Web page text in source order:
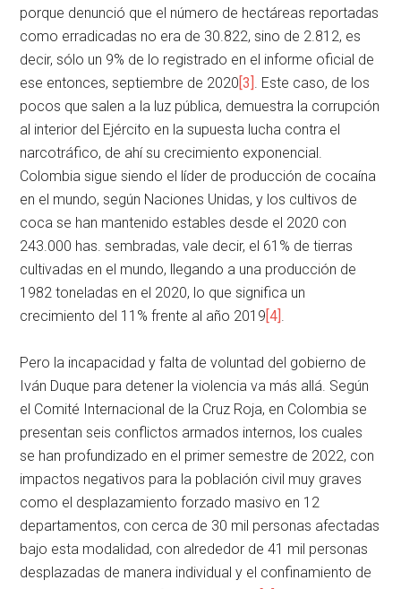
porque denunció que el número de hectáreas reportadas
como erradicadas no era de 30.822, sino de 2.812, es
decir, sólo un 9% de lo registrado en el informe oficial de
ese entonces, septiembre de 2020 [3] . Este caso, de los
pocos que salen a la luz pública, demuestra la corrupción
al interior del Ejército en la supuesta lucha contra el
narcotráfico, de ahí su crecimiento exponencial.
Colombia sigue siendo el líder de producción de cocaína
en el mundo, según Naciones Unidas, y los cultivos de
coca se han mantenido estables desde el 2020 con
243.000 has. sembradas, vale decir, el 61% de tierras
cultivadas en el mundo, llegando a una producción de
1982 toneladas en el 2020, lo que significa un
crecimiento del 11% frente al año 2019 [4] .
Pero la incapacidad y falta de voluntad del gobierno de
Iván Duque para detener la violencia va más allá. Según
el Comité Internacional de la Cruz Roja, en Colombia se
presentan seis conflictos armados internos, los cuales
se han profundizado en el primer semestre de 2022, con
impactos negativos para la población civil muy graves
como el desplazamiento forzado masivo en 12
departamentos, con cerca de 30 mil personas afectadas
bajo esta modalidad, con alrededor de 41 mil personas
desplazadas de manera individual y el confinamiento de